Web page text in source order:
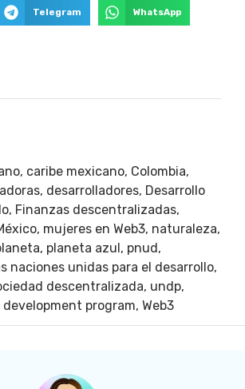
Telegram WhatsApp
, caribe mexicano, Colombia,
, desarrolladores, Desarrollo
, Finanzas descentralizadas,
, mujeres en Web3, naturaleza,
, planeta azul , pnud ,
naciones unidas para el desarrollo,
descentralizada, undp,
program, Web3